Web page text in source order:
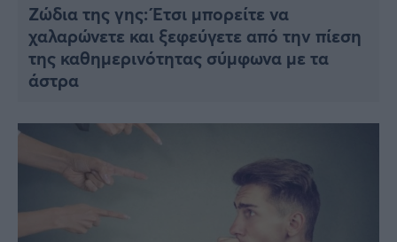
Ζώδια της γης: Έτσι μπορείτε να
χαλαρώνετε και ξεφεύγετε από την πίεση
της καθημερινότητας σύμφωνα με τα
άστρα